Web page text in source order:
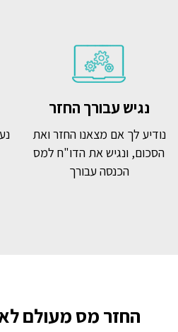
נגיש עבורך החזר
נודיע לך אם מצאנו החזר ואת
הסכום, ונגיש את הדו"ח למס
הכנסה עבורך
החזר מס מעולם